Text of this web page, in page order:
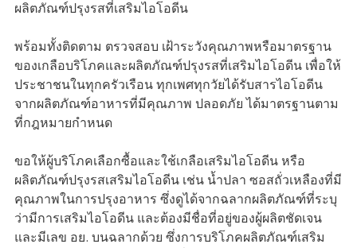
ผลิตภัณฑ์ปรุงรสที่เสริมไอโอดีน
พร้อมทั้งติดตาม ตรวจสอบ เฝ้าระวังคุณภาพหรือมาตรฐาน
ของเกลือบริโภคและผลิตภัณฑ์ปรุงรสที่เสริมไอโอดีน เพื่อให้
ประชาชนในทุกครัวเรือน ทุกเพศทุกวัยได้รับสารไอโอดีน
จากผลิตภัณฑ์อาหารที่มีคุณภาพ ปลอดภัย ได้มาตรฐานตาม
ที่กฎหมายกำหนด
ขอให้ผู้บริโภคเลือกซื้อและใช้เกลือเสริมไอโอดีน หรือ
ผลิตภัณฑ์ปรุงรสเสริมไอโอดีน เช่น น้ำปลา ซอสถั่วเหลืองที่มี
คุณภาพในการปรุงอาหาร ซึ่งดูได้จากฉลากผลิตภัณฑ์ที่ระบุ
ว่ามีการเสริมไอโอดีน และต้องมีชื่อที่อยู่ของผู้ผลิตชัดเจน
และมีเลข อย. บนฉลากด้วย ซึ่งการบริโภคผลิตภัณฑ์เสริม